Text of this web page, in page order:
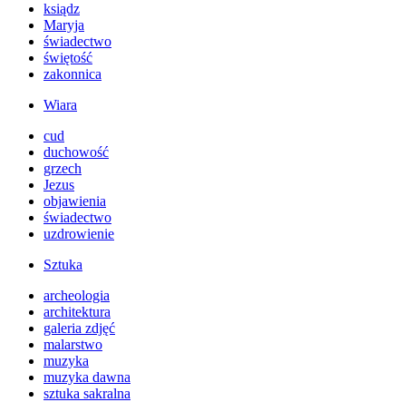
ksiądz
Maryja
świadectwo
świętość
zakonnica
Wiara
cud
duchowość
grzech
Jezus
objawienia
świadectwo
uzdrowienie
Sztuka
archeologia
architektura
galeria zdjęć
malarstwo
muzyka
muzyka dawna
sztuka sakralna